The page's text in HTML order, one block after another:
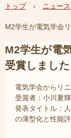
トップ › ニュース
M2学生が電気学会
M2学生が電
受賞しました
電気学会からリ
受賞者：小川夏
発表タイトル：
の薄型化と性能